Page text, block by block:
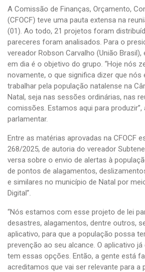
A Comissão de Finanças, Orçamento,
(CFOCF) teve uma pauta extensa na
(01). Ao todo, 21 projetos foram
pareceres foram analisados. Para o
vereador Robson Carvalho (União
em dia é o objetivo do grupo. “Hoje nós
novamente, o que significa dizer que nós
trabalhar pela população natalense na
Natal, seja nas sessões ordinárias, nas
comissões. Estamos aqui para produzir”,
parlamentar.
Entre as matérias aprovadas na CFOCF
268/2025, de autoria do vereador
versa sobre o envio de alertas à
de pontos de alagamentos,
e similares no município de Natal por
Digital”.
“Nós estamos com esse projeto de lei
desastres, alagamentos, dentre outros,
aplicativo, para que a população possa
prevenção ao seu alcance. O aplicativo
tem essas opções. Então, a gente está
acreditamos que vai ser relevante para a